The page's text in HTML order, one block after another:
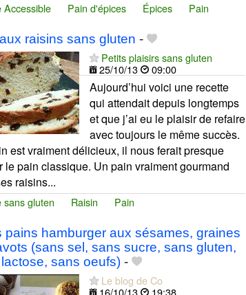
Accessible Pain d'épices Épices Pain
raisins sans gluten -
Petits plaisirs sans gluten
25/10/13
09:00
Aujourd’hui voici une recette
qui attendait depuis longtemps
et que j’ai eu le plaisir de refaire
avec toujours le même succès.
est vraiment délicieux, il nous ferait presque
le pain classique. Un pain vraiment gourmand
raisins...
sans gluten Raisin Pain
pains hamburger aux sésames, graines
(sans sel, sans sucre, sans gluten,
sans oeufs)-
Le blog de Co